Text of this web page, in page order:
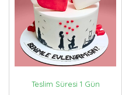
Teslim Süresi 1 Gün